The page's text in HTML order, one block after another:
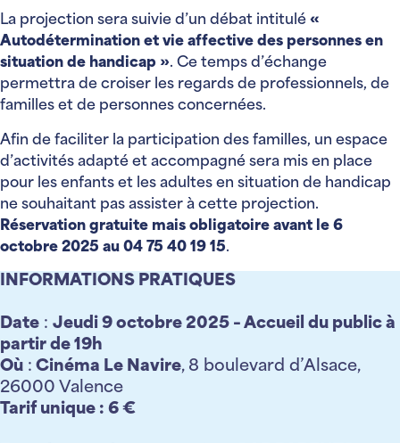
La projection sera suivie d’un débat intitulé «
Autodétermination et vie affective des personnes en
situation de handicap ». Ce temps d’échange
permettra de croiser les regards de professionnels, de
familles et de personnes concernées.
Afin de faciliter la participation des familles, un espace
d’activités adapté et accompagné sera mis en place
pour les enfants et les adultes en situation de handicap
ne souhaitant pas assister à cette projection.
Réservation gratuite mais obligatoire avant le 6
octobre 2025 au 04 75 40 19 15.
INFORMATIONS PRATIQUES
Date : Jeudi 9 octobre 2025 – Accueil du public à
partir de 19h
Où : Cinéma Le Navire, 8 boulevard d’Alsace,
26000 Valence
Tarif unique : 6 €